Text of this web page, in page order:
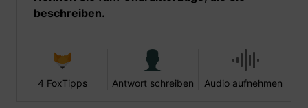
beschreiben.
4 FoxTipps Antwort schreiben Audio aufnehmen